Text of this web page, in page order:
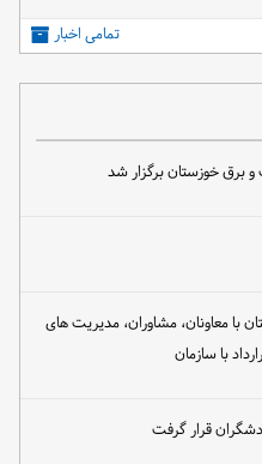
تمامی اخبار
برق خوزستان برگزار شد
معاونان، مشاوران، مدیریت های
با سازمان
قرار گرفت